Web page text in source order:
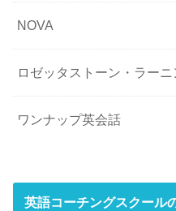
NOVA
ロゼッタストーン・ラー
ワンナップ英会話
英語コーチングスクール